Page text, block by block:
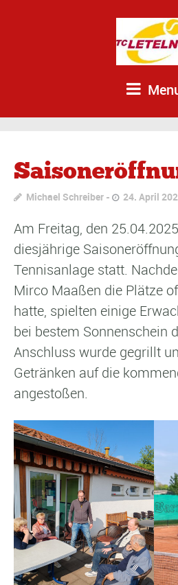
Michael Schreiber 24. April
Am Freitag, den
diesjährige
Tennisanlage statt.
Mirco Maaßen die Plätze
hatte, spielten einige
bei bestem Sonnenschein
Anschluss wurde gegrillt
Getränken auf die
angestoßen.